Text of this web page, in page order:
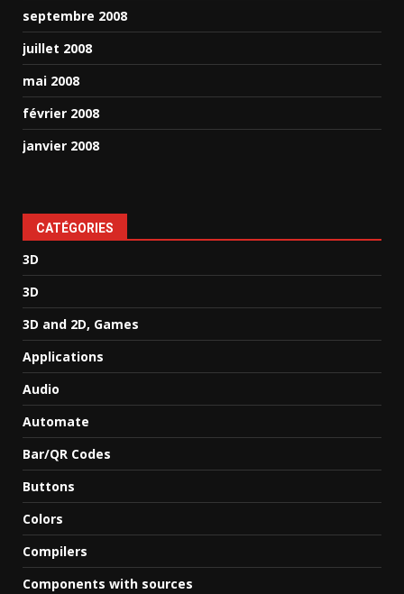
septembre 2008
juillet 2008
mai 2008
février 2008
janvier 2008
CATÉGORIES
3D
3D
3D and 2D, Games
Applications
Audio
Automate
Bar/QR Codes
Buttons
Colors
Compilers
Components with sources